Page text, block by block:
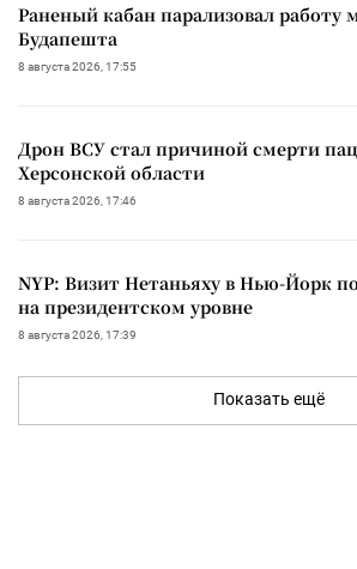
Раненый кабан парализовал работу
Будапешта
8 августа 2026, 17:55
Дрон ВСУ стал причиной смерти
Херсонской области
8 августа 2026, 17:46
NYP: Визит Нетаньяху в Нью-Йорк
на президентском уровне
8 августа 2026, 17:39
Показать ещё